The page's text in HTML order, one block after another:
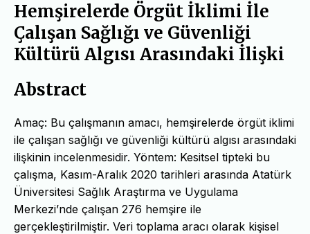
Hemşirelerde Örgüt İklimi İle
Çalışan Sağlığı ve Güvenliği
Kültürü Algısı Arasındaki İlişki
Abstract
Amaç: Bu çalışmanın amacı, hemşirelerde örgüt iklimi
ile çalışan sağlığı ve güvenliği kültürü algısı arasındaki
ilişkinin incelenmesidir. Yöntem: Kesitsel tipteki bu
çalışma, Kasım-Aralık 2020 tarihleri arasında Atatürk
Üniversitesi Sağlık Araştırma ve Uygulama
Merkezi’nde çalışan 276 hemşire ile
gerçekleştirilmiştir. Veri toplama aracı olarak kişisel